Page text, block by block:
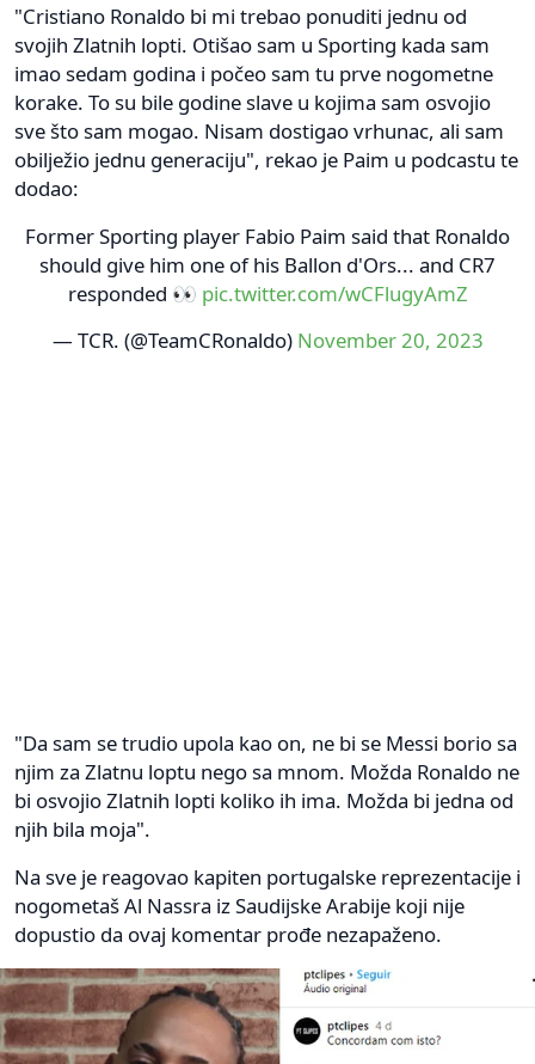
"Cristiano Ronaldo bi mi trebao ponuditi jednu od
svojih Zlatnih lopti. Otišao sam u Sporting kada sam
imao sedam godina i počeo sam tu prve nogometne
korake. To su bile godine slave u kojima sam osvojio
sve što sam mogao. Nisam dostigao vrhunac, ali sam
obilježio jednu generaciju", rekao je Paim u podcastu te
dodao:
Former Sporting player Fabio Paim said that Ronaldo
should give him one of his Ballon d'Ors... and CR7
responded 👀 pic.twitter.com/wCFlugyAmZ
— TCR. (@TeamCRonaldo) November 20, 2023
"Da sam se trudio upola kao on, ne bi se Messi borio sa
njim za Zlatnu loptu nego sa mnom. Možda Ronaldo ne
bi osvojio Zlatnih lopti koliko ih ima. Možda bi jedna od
njih bila moja".
Na sve je reagovao kapiten portugalske reprezentacije i
nogometaš Al Nassra iz Saudijske Arabije koji nije
dopustio da ovaj komentar prođe nezapaženo.